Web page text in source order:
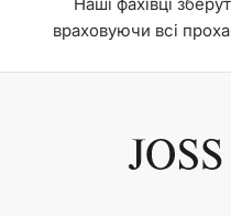
враховуючи всі